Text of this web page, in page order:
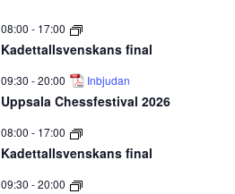
08:00 - 17:00
Kadettallsvenskans final
09:30 -20:00 Inbjudan
Uppsala Chessfestival 2026
08:00 - 17:00
Kadettallsvenskans final
09:30 -20:00